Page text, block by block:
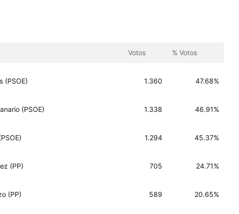
Votos % Votos
(PSOE) 1.360 47.68%
(PSOE) 1.338 46.91%
1.294 45.37%
(PP) 705 24.71%
(PP) 589 20.65%